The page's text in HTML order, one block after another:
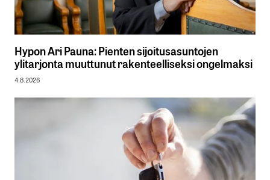
Hypon Ari Pauna: Pienten sijoitusasuntojen
ylitarjonta muuttunut rakenteelliseksi ongelmaksi
4.8.2026